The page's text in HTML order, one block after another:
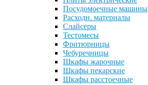
Посудомоечные машины
Расходн. материалы
Слайсеры
Тестомесы
Фритюрницы
Чебуречницы
Шкафы жарочные
Шкафы пекарские
Шкафы расстоечные